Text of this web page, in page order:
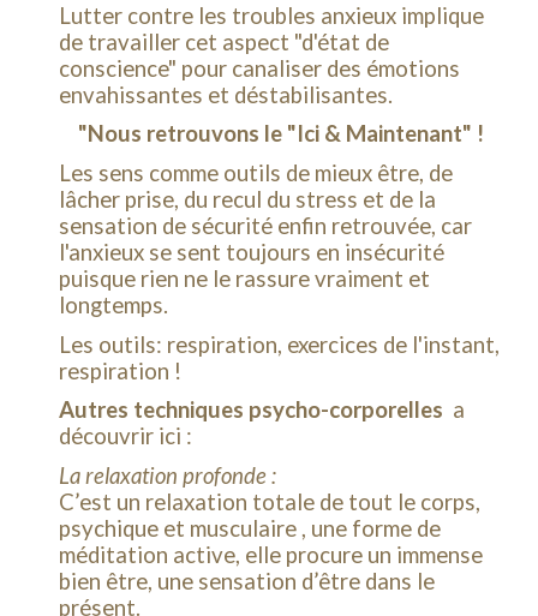
Lutter contre les troubles anxieux implique
de travailler cet aspect "d'état de
conscience" pour canaliser des émotions
envahissantes et déstabilisantes.
"Nous retrouvons le "Ici & Maintenant" !
Les sens comme outils de mieux être, de
lâcher prise, du recul du stress et de la
sensation de sécurité enfin retrouvée, car
l'anxieux se sent toujours en insécurité
puisque rien ne le rassure vraiment et
longtemps.
Les outils: respiration, exercices de l'instant,
respiration !
Autres techniques psycho-corporelles a
découvrir ici :
La relaxation profonde :
C’est un relaxation totale de tout le corps,
psychique et musculaire , une forme de
méditation active, elle procure un immense
bien être, une sensation d’être dans le
présent.